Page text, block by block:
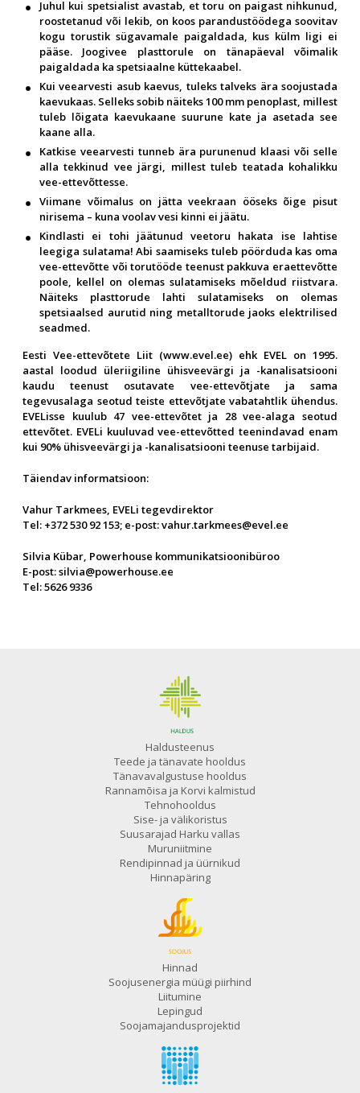
Juhul kui spetsialist avastab, et toru on paigast nihkunud,
roostetanud või lekib, on koos parandustöödega soovitav
kogu torustik sügavamale paigaldada, kus külm ligi ei
pääse. Joogivee plasttorule on tänapäeval võimalik
paigaldada ka spetsiaalne küttekaabel.
Kui veearvesti asub kaevus, tuleks talveks ära soojustada
kaevukaas. Selleks sobib näiteks 100 mm penoplast, millest
tuleb lõigata kaevukaane suurune kate ja asetada see
kaane alla.
Katkise veearvesti tunneb ära purunenud klaasi või selle
alla tekkinud vee järgi, millest tuleb teatada kohalikku
vee-ettevõttesse.
Viimane võimalus on jätta veekraan ööseks õige pisut
nirisema – kuna voolav vesi kinni ei jäätu.
Kindlasti ei tohi jäätunud veetoru hakata ise lahtise
leegiga sulatama! Abi saamiseks tuleb pöörduda kas oma
vee-ettevõtte või torutööde teenust pakkuva eraettevõtte
poole, kellel on olemas sulatamiseks mõeldud riistvara.
Näiteks plasttorude lahti sulatamiseks on olemas
spetsiaalsed aurutid ning metalltorude jaoks elektrilised
seadmed.
Eesti Vee-ettevõtete Liit (www.evel.ee) ehk EVEL on 1995.
aastal loodud üleriigiline ühisveevärgi ja -kanalisatsiooni
kaudu teenust osutavate vee-ettevõtjate ja sama
tegevusalaga seotud teiste ettevõtjate vabatahtlik ühendus.
EVELisse kuulub 47 vee-ettevõtet ja 28 vee-alaga seotud
ettevõtet. EVELi kuuluvad vee-ettevõtted teenindavad enam
kui 90% ühisveevärgi ja -kanalisatsiooni teenuse tarbijaid.
Täiendav informatsioon:
Vahur Tarkmees, EVELi tegevdirektor
Tel: +372 530 92 153; e-post:vahur.tarkmees@evel.ee
Silvia Kübar, Powerhouse kommunikatsioonibüroo
E-post:silvia@powerhouse.ee
Tel: 5626 9336
Haldusteenus
Teede ja tänavate hooldus
Tänavavalgustuse hooldus
Rannamõisa ja Korvi kalmistud
Tehnohooldus
Sise- ja välikoristus
Suusarajad Harku vallas
Muruniitmine
Rendipinnad ja üürnikud
Hinnapäring
Hinnad
Soojusenergia müügi piirhind
Liitumine
Lepingud
Soojamajandusprojektid